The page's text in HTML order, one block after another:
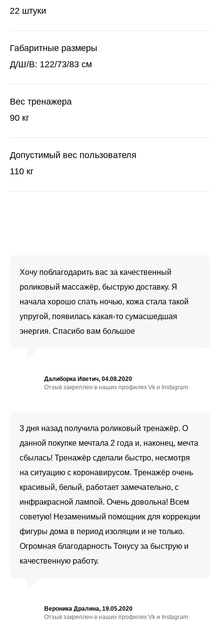
22 штуки
Габаритные размеры
Д/Ш/В: 122/73/83 см
Вес тренажера
90 кг
Допустимый вес пользователя
110 кг
Хочу поблагодарить вас за качественный
роликовый массажёр, быструю доставку. Я
начала хорошо спать ночью, кожа стала такой
упругой, появилась какая-то сумасшедшая
энергия. Спасибо вам большое
Далиборка Иветич, 04.08.2020
Отзыв закреплен в наших профилях Vk и Instagram
3 дня назад получила роликовый тренажёр. О
данной покупке мечтала 2 года и, наконец, мечта
сбылась! Тренажёр сделали быстро, несмотря
на ситуацию с коронавирусом. Тренажёр очень
красивый, белый, работает замечательно, с
инфракрасной лампой. Очень довольна! Всем
советую! Незаменимый помощник для коррекции
фигуры дома в период изоляции и не только.
Огромная благодарность Тонусу за быструю и
качественную работу.
Вероника Дралина, 19.05.2020
Отзыв закреплен в наших профилях Vk и Instagram